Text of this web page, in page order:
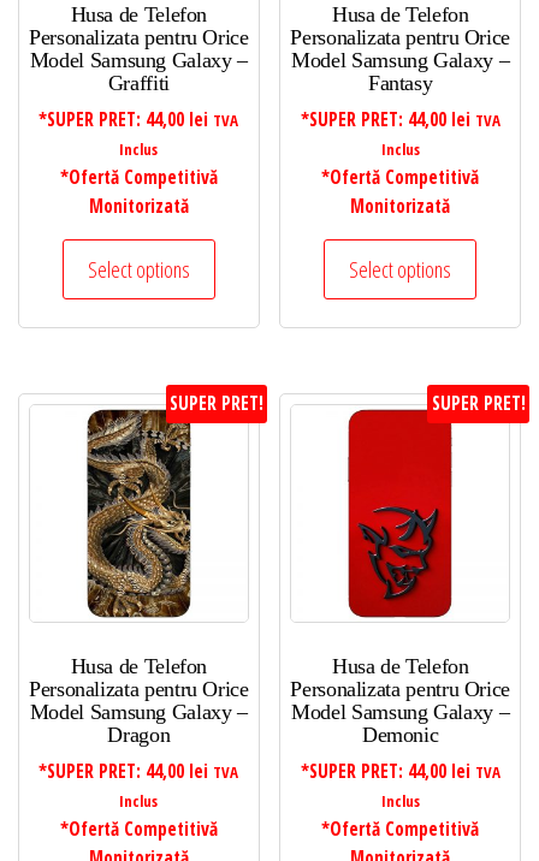
Husa de Telefon
Personalizata pentru Orice
Model Samsung Galaxy –
Graffiti
*SUPER PRET: 44,00 lei TVA
Inclus
*Ofertă Competitivă
Monitorizată
Select options
Husa de Telefon
Personalizata pentru Orice
Model Samsung Galaxy –
Fantasy
*SUPER PRET: 44,00 lei TVA
Inclus
*Ofertă Competitivă
Monitorizată
Select options
SUPER PRET!
Husa de Telefon
Personalizata pentru Orice
Model Samsung Galaxy –
Dragon
*SUPER PRET: 44,00 lei TVA
Inclus
*Ofertă Competitivă
SUPER PRET!
Husa de Telefon
Personalizata pentru Orice
Model Samsung Galaxy –
Demonic
*SUPER PRET: 44,00 lei TVA
Inclus
*Ofertă Competitivă